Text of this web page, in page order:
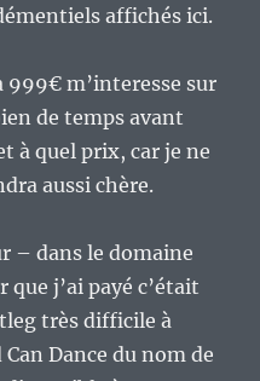
affichés ici.
999€ m’interesse sur
de temps avant
à quel prix, car je ne
aussi chère.
– dans le domaine
j’ai payé c’était
très difficile à
Dance du nom de